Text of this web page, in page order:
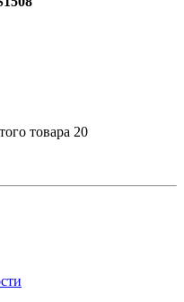
товара 20